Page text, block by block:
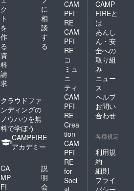
ク
ト
を
作
る
に
相
談
す
る
資
料
請
求
クラウドファ
ンディングの
ノウハウを無
料で学ぼう
CAMPFIRE
アカデミー
CA
MP
FI
説
明
会
CAM
PFI
RE
CAM
PFI
RE
コ
ミュ
ニ
ティ
CAM
PFI
RE
Crea
tion
CAM
PFI
RE
for
Soci
CAMP
FIREと
は
あんし
ん・安
全への
取り組
み
ニュー
ス
ヘルプ
お問い
合わせ
各種規定
利用規
約
細則
プライ
バシー